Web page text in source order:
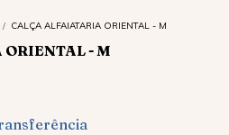
/ CALÇA ALFAIATARIA ORIENTAL - M
- M